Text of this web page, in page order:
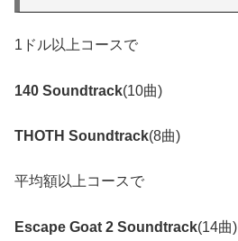
1ドル以上コースで
140 Soundtrack(10曲)
THOTH Soundtrack(8曲)
平均額以上コースで
Escape Goat 2 Soundtrack(14曲)